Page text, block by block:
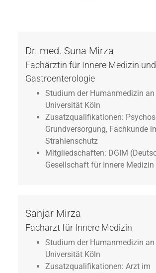
Dr. med. Suna Mirza
Fachärztin für Innere Medizin und
Gastroenterologie
Studium der Humanmedizin an
Universität Köln
Zusatzqualifikationen:
Grundversorgung, Fachkunde
Strahlenschutz
Mitgliedschaften: DGIM
Gesellschaft für Innere Medizin
Sanjar Mirza
Facharzt für Innere Medizin
Studium der Humanmedizin an
Universität Köln
Zusatzqualifikationen: Arzt im